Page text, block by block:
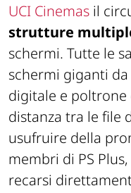
UCI Cinemas il
strutture
schermi. Tutte le
schermi giganti
digitale e poltrone
distanza tra le file
usufruire della
membri di PS
recarsi